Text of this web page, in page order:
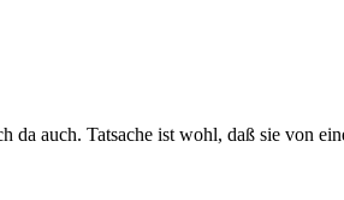
auch. Tatsache ist wohl, daß sie von